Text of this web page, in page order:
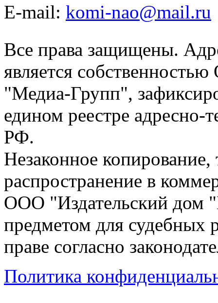
E-mail: komi-nao@mail.ru
Все права защищены.
является
"Медиа-Групп",
едином реестре адресно-
РФ.
Незаконное
распространение в
ООО "Издательский дом
предметом для судебных
праве согласно
Политика